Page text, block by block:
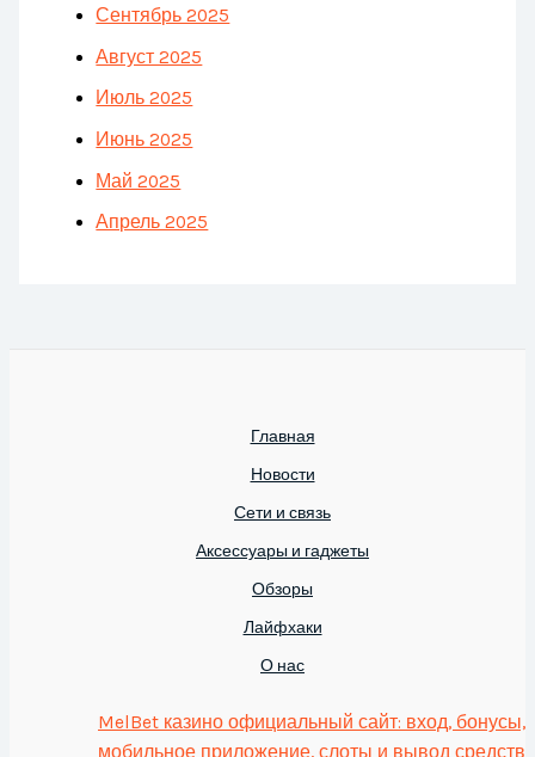
Сентябрь 2025
Август 2025
Июль 2025
Июнь 2025
Май 2025
Апрель 2025
Главная
Новости
Сети и связь
Аксессуары и гаджеты
Обзоры
Лайфхаки
О нас
MelBet казино официальный сайт: вход, бонусы,
мобильное приложение, слоты и вывод средств